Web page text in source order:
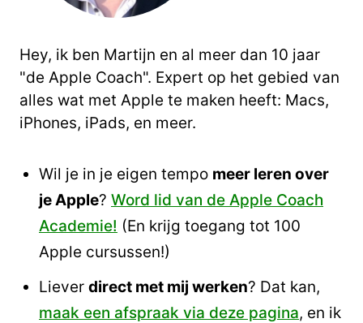
Hey, ik ben Martijn en al meer dan 10 jaar
"de Apple Coach". Expert op het gebied van
alles wat met Apple te maken heeft: Macs,
iPhones, iPads, en meer.
Wil je in je eigen tempo meer leren over
je Apple? Word lid van de Apple Coach
Academie! (En krijg toegang tot 100
Apple cursussen!)
Liever direct met mij werken? Dat kan,
maak een afspraak via deze pagina, en ik